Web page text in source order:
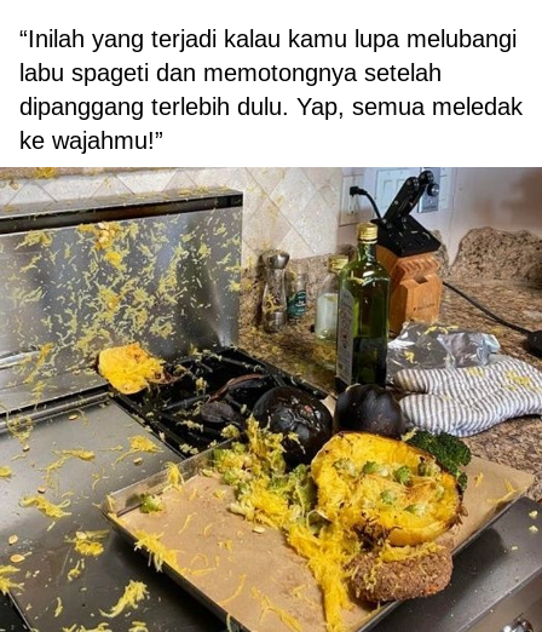
“Inilah yang terjadi kalau kamu lupa melubangi
labu spageti dan memotongnya setelah
dipanggang terlebih dulu. Yap, semua meledak
ke wajahmu!”